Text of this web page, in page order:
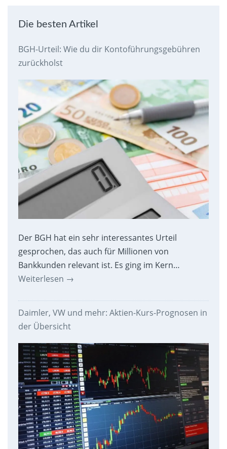
Die besten Artikel
BGH-Urteil: Wie du dir Kontoführungsgebühren
zurückholst
Der BGH hat ein sehr interessantes Urteil
gesprochen, das auch für Millionen von
Bankkunden relevant ist. Es ging im Kern…
Weiterlesen →
Daimler, VW und mehr: Aktien-Kurs-Prognosen in
der Übersicht